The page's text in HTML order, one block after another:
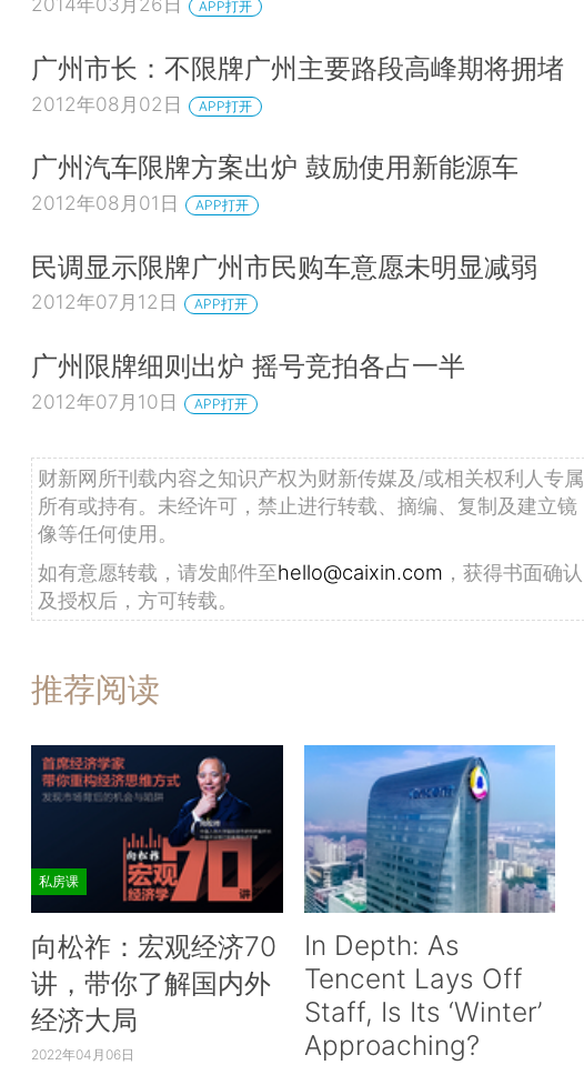
APP打开
广州市长：不限牌广州主要路段高峰期将拥堵
2012年08月02日 APP打开
广州汽车限牌方案出炉 鼓励使用新能源车
2012年08月01日 APP打开
民调显示限牌广州市民购车意愿未明显减弱
2012年07月12日 APP打开
广州限牌细则出炉 摇号竞拍各占一半
2012年07月10日 APP打开
财新网所刊载内容之知识产权为财新传媒及/或相关权利人专属
所有或持有。未经许可，禁止进行转载、摘编、复制及建立镜
像等任何使用。
如有意愿转载，请发邮件至hello@caixin.com ，获得书面确认
及授权后，方可转载。
推荐阅读
私房课
向松祚：宏观经济70
讲，带你了解国内外
经济大局
2022年04月06日
In Depth: As
Tencent Lays Off
Staff, Is Its ‘Winter’
Approaching?